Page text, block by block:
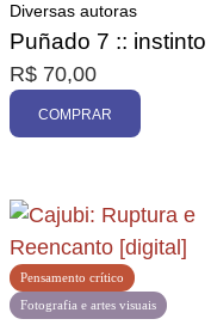
Diversas autoras
Puñado 7 :: instinto
R$ 70,00
COMPRAR
Fotografia e artes visuais
Pensamento crítico